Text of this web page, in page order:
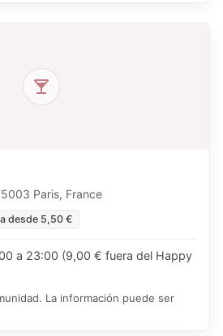
Paris, France
desde 5,50 €
a 23:00 (9,00 € fuera del Happy
La información puede ser